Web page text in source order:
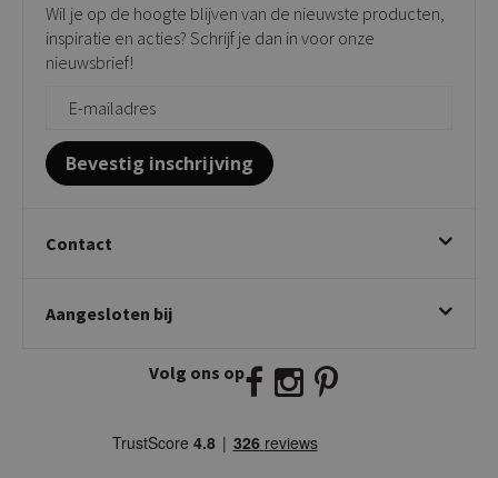
Bijzettafels
Onderhoudsproducten
Vloerbescherming
Giftcards
Wil je op de hoogte blijven van de nieuwste producten,
inspiratie en acties? Schrijf je dan in voor onze
nieuwsbrief!
Bevestig inschrijving
Contact
Twijnstraweg 2
info@kickcollection.nl
Aangesloten bij
Volg ons op